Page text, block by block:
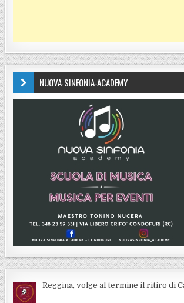
NUOVA-SINFONIA-ACADEMY
Reggina, volge al termine il ritiro di